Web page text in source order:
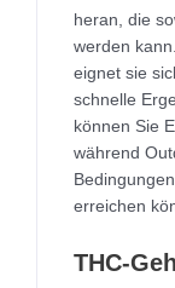
heran, die
werden
eignet sie
schnelle
können Sie
während
erreichen
THC-